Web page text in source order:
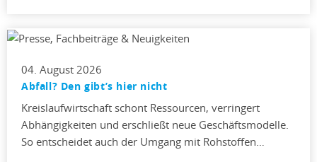
04. August 2026
Abfall? Den gibt’s hier nicht
Kreislaufwirtschaft schont Ressourcen, verringert
Abhängigkeiten und erschließt neue Geschäftsmodelle.
So entscheidet auch der Umgang mit Rohstoffen…